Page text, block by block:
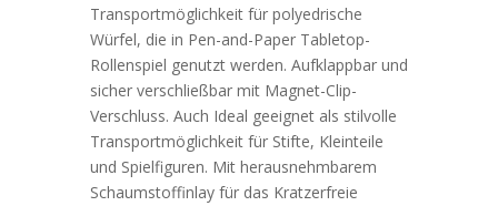
Transportmöglichkeit für polyedrische
Würfel, die in Pen-and-Paper Tabletop-
Rollenspiel genutzt werden. Aufklappbar und
sicher verschließbar mit Magnet-Clip-
Verschluss. Auch Ideal geeignet als stilvolle
Transportmöglichkeit für Stifte, Kleinteile
und Spielfiguren. Mit herausnehmbarem
Schaumstoffinlay für das Kratzerfreie